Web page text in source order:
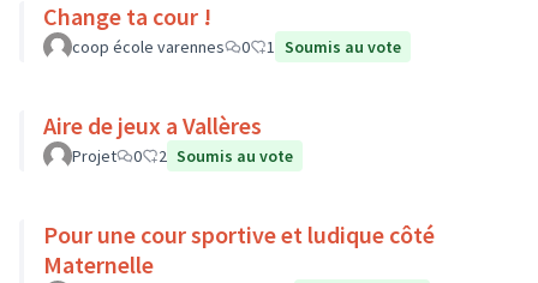
Change ta cour !
coop école varennes 0 1 Soumis au vote
Aire de jeux a Vallères
Projet 0 2 Soumis au vote
Pour une cour sportive et ludique côté
Maternelle